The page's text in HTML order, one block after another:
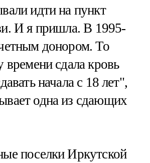
идти на пункт
И я пришла. В 1995-
донором. То
времени сдала кровь
начала с 18 лет",
одна из сдающих
поселки Иркутской